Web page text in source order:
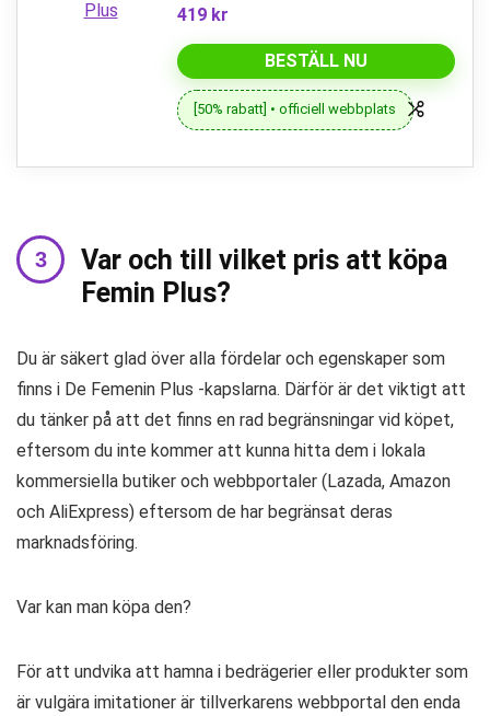
419 kr
BESTÄLL NU
[50% rabatt] • officiell webbplats
Var och till vilket pris att köpa
Femin Plus?
Du är säkert glad över alla fördelar och egenskaper som
finns i De Femenin Plus -kapslarna. Därför är det viktigt att
du tänker på att det finns en rad begränsningar vid köpet,
eftersom du inte kommer att kunna hitta dem i lokala
kommersiella butiker och webbportaler (Lazada, Amazon
och AliExpress) eftersom de har begränsat deras
marknadsföring.
Var kan man köpa den?
För att undvika att hamna i bedrägerier eller produkter som
är vulgära imitationer är tillverkarens webbportal den enda